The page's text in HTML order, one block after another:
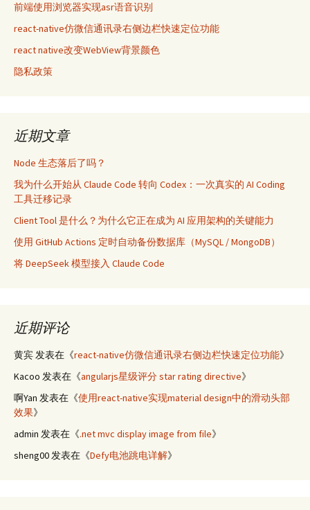
前端使用浏览器实现asr语音识别
react-native仿微信通讯录右侧边栏快速定位功能
react native改变WebView背景颜色
隐私政策
近期文章
Node 生态落后了吗？
我为什么开始从 Claude Code 转向 Codex：一次真实的 AI Coding
工具迁移记录
Client Tool 是什么？为什么它正在成为 AI 应用架构的关键能力
使用 GitHub Actions 定时自动备份数据库（MySQL / MongoDB）
将 DeepSeek 模型接入 Claude Code
近期评论
黄宾发表在《react-native仿微信通讯录右侧边栏快速定位功能》
Kacoo 发表在《angularjs星级评分 star rating directive》
啊Yan 发表在《使用react-native实现material design中的滑动头部
效果》
admin 发表在《.net mvc display image from file》
sheng00发表在《Defy电池跳电详解》